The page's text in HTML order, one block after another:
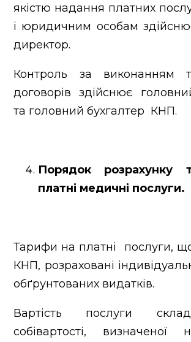
якістю надання платних
і юридичним особам
директор.
Контроль за виконанням
договорів здійснює
та головний бухгалтер КНП.
Порядок розрахунку
платні медичні послуги.
Тарифи на платні послуги,
КНП, розраховані
обґрунтованих видатків.
Вартість послуги
собівартості, визначеної